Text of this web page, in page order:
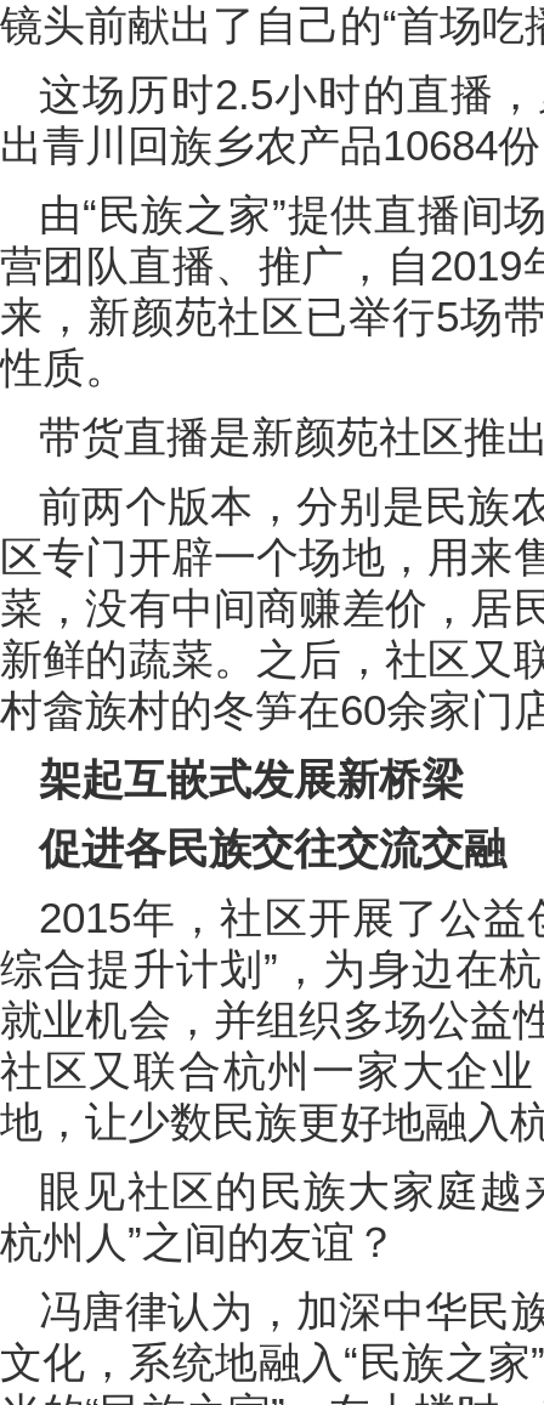
镜头前献出了自己的“首场吃
这场历时2.5小时的直播
出青川回族乡农产品10684
由“民族之家”提供直播间
营团队直播、推广，自2019
来，新颜苑社区已举行5场
性质。
带货直播是新颜苑社区推
前两个版本，分别是民族
区专门开辟一个场地，用来
菜，没有中间商赚差价，居
新鲜的蔬菜。之后，社区又
村畲族村的冬笋在60余家门
架起互嵌式发展新桥梁
促进各民族交往交流交融
2015年，社区开展了公
综合提升计划”，为身边在
就业机会，并组织多场公益
社区又联合杭州一家大企
地，让少数民族更好地融入
眼见社区的民族大家庭越
杭州人”之间的友谊？
冯唐律认为，加深中华民
文化，系统地融入“民族之